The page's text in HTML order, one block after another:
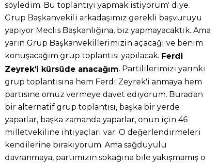
söyledim. Bu toplantıyı yapmak istiyorum' diye.
Grup Başkanvekili arkadaşımız gerekli başvuruyu
yapıyor Meclis Başkanlığına, biz yapmayacaktık. Ama
yarın Grup Başkanvekillerimizin açacağı ve benim
konuşacağım grup toplantısı yapılacak. Ferdi
Zeyrek'i kürsüde anacağım. Partililerimizi yarınki
grup toplantısına hem Ferdi Zeyrek'i anmaya hem
partisine omuz vermeye davet ediyorum. Buradan
bir alternatif grup toplantısı, başka bir yerde
yaparlar, başka zamanda yaparlar, onun için 46
milletvekiline ihtiyaçları var. O değerlendirmeleri
kendilerine bırakıyorum. Ama sağduyulu
davranmaya, partimizin sokağına bile yakışmamış o